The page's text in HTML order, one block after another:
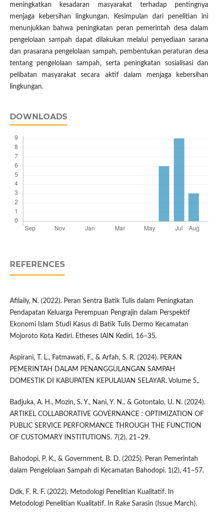
meningkatkan kesadaran masyarakat terhadap pentingnya
menjaga kebersihan lingkungan. Kesimpulan dari penelitian ini
menunjukkan bahwa peningkatan peran pemerintah desa dalam
pengelolaan sampah dapat dilakukan melalui penyediaan sarana
dan prasarana pengelolaan sampah, pembentukan peraturan desa
tentang pengelolaan sampah, serta peningkatan sosialisasi dan
pelibatan masyarakat secara aktif dalam menjaga kebersihan
lingkungan.
DOWNLOADS
REFERENCES
Afilaily, N. (2022). Peran Sentra Batik Tulis dalam Peningkatan
Pendapatan Keluarga Perempuan Pengrajin dalam Perspektif
Ekonomi Islam Studi Kasus di Batik Tulis Dermo Kecamatan
Mojoroto Kota Kediri. Etheses IAIN Kediri, 16–35.
Aspirani, T. L., Fatmawati, F., & Arfah, S. R. (2024). PERAN
PEMERINTAH DALAM PENANGGULANGAN SAMPAH
DOMESTIK DI KABUPATEN KEPULAUAN SELAYAR. Volume 5,.
Badjuka, A. H., Mozin, S. Y., Nani, Y. N., & Gotontalo, U. N. (2024).
ARTIKEL COLLABORATIVE GOVERNANCE : OPTIMIZATION OF
PUBLIC SERVICE PERFORMANCE THROUGH THE FUNCTION
OF CUSTOMARY INSTITUTIONS. 7(2), 21–29.
Bahodopi, P. K., & Government, B. D. (2025). Peran Pemerintah
dalam Pengelolaan Sampah di Kecamatan Bahodopi. 1(2), 41–57.
Ddk, F. R. F. (2022). Metodologi Penelitian Kualitatif. In
Metodologi Penelitian Kualitatif. In Rake Sarasin (Issue March).